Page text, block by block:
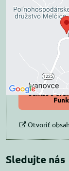
Prajete si
Povoliť
Povoliť a
súhlas s
Otvoriť
Sledujte nás